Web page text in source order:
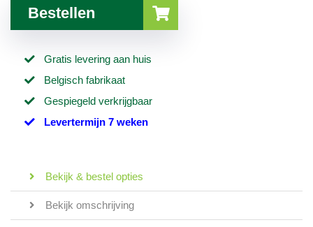
Bestellen
Gratis levering aan huis
Belgisch fabrikaat
Gespiegeld verkrijgbaar
Levertermijn 7 weken
Bekijk & bestel opties
Bekijk omschrijving